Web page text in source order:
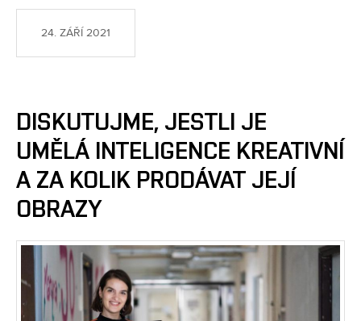
24. ZÁŘÍ 2021
DISKUTUJME, JESTLI JE
UMĚLÁ INTELIGENCE KREATIVNÍ
A ZA KOLIK PRODÁVAT JEJÍ
OBRAZY